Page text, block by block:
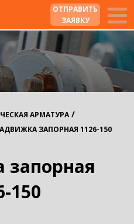
ОТПРАВИТЬ
ЗАЯВКУ
АРМАТУРА/
ЗАПОРНАЯ 1126-150
150